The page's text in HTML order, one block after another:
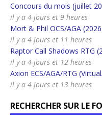
Concours du mois (juillet
il y a 4 jours et 9 heures
Mort & Phil OCS/AGA
il y a 4 jours et 11 heures
Raptor Call Shadows RTG
il y a 4 jours et 12 heures
Axion ECS/AGA/RTG
il y a 4 jours et 13 heures
RECHERCHER SUR LE